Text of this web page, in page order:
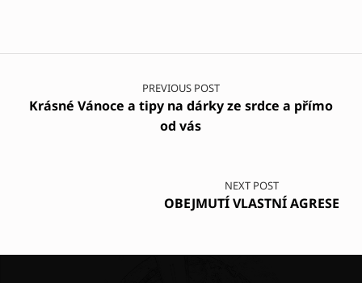
Post navigation
PREVIOUS POST
Krásné Vánoce a tipy na dárky ze srdce a přímo
od vás
NEXT POST
OBEJMUTÍ VLASTNÍ AGRESE